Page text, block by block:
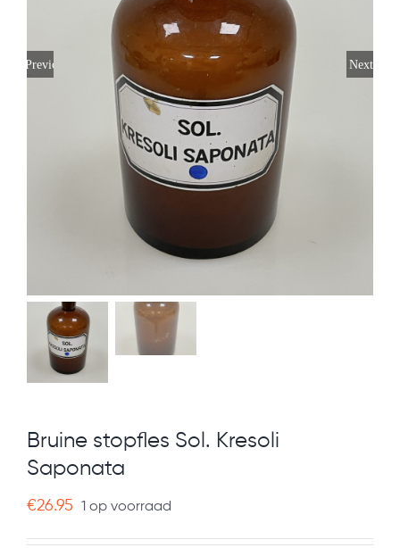
Previous Next
Bruine stopfles Sol. Kresoli
Saponata
€26.95 1 op voorraad